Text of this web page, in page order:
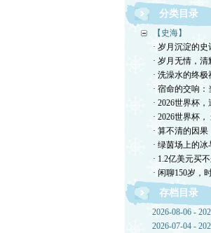
分类目录
【史海】
· 岁月沉淀的
· 岁月无情，
· 洗澡水的终
· 宿命的交响
· 2026世界杯
· 2026世界杯
· 算不清的因
· 绿茵场上的
· 1.2亿美元买
· 闲聊150岁，
存档目录
2026-08-06 -
2026-07-04 -